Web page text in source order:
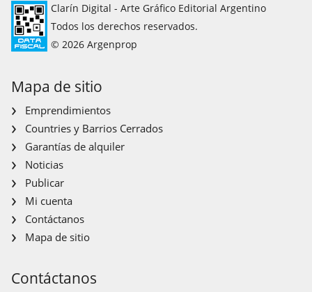
Clarín Digital - Arte Gráfico Editorial Argentino
Todos los derechos reservados.
© 2026 Argenprop
Mapa de sitio
Emprendimientos
Countries y Barrios Cerrados
Garantías de alquiler
Noticias
Publicar
Mi cuenta
Contáctanos
Mapa de sitio
Contáctanos